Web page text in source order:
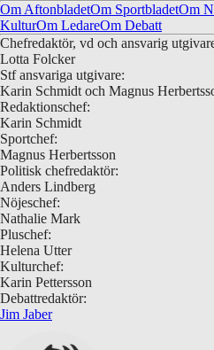
Om AftonbladetOm SportbladetOm
KulturOm LedareOm Debatt
Chefredaktör, vd och ansvarig
Lotta Folcker
Stf ansvariga utgivare:
Karin Schmidt och Magnus
Redaktionschef:
Karin Schmidt
Sportchef:
Magnus Herbertsson
Politisk chefredaktör:
Anders Lindberg
Nöjeschef:
Nathalie Mark
Pluschef:
Helena Utter
Kulturchef:
Karin Pettersson
Debattredaktör:
Jim Jaber